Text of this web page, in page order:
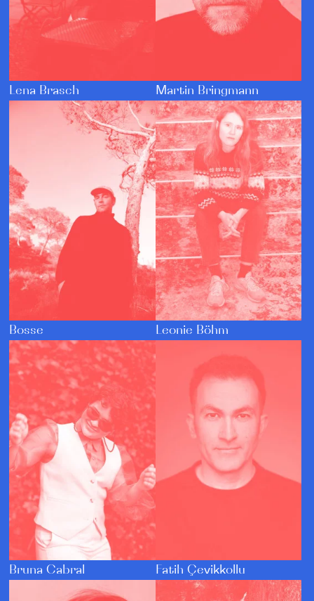
Lena Brasch Martin Bringmann
Bosse Leonie Böhm
Bruna Cabral Fatih Çevikkollu